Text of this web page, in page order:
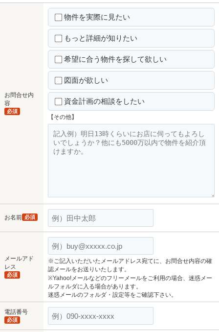
お問合せ内
容
必須
物件を実際に見たい
もっと詳細が知りたい
希望に合う物件を探して欲しい
図面が欲しい
資金計画の相談をしたい
【その他】
お名前 必須
メールアド
レス
必須
※ご記入いただいたメールアドレス宛てに、お問合せ内容の確
認メールをお送りいたします。
※Yahoo!メールなどのフリーメールをご利用の場合、迷惑メー
ルフォルダに入る場合があります。
迷惑メールのフォルダ・設定等をご確認下さい。
電話番号
必須